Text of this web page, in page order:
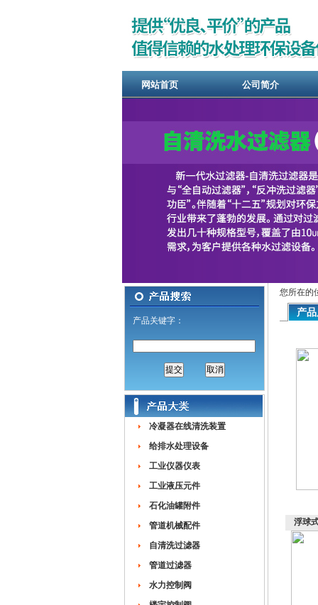
网站首页 公司简介
产品关键字：
冷凝器在线清洗装置
给排水处理设备
工业仪器仪表
工业液压元件
石化油罐附件
管道机械配件
自清洗过滤器
管道过滤器
水力控制阀
您所在的
产
浮球